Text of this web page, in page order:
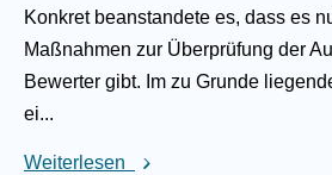
Konkret beanstandete es, dass es
Maßnahmen zur Überprüfung der
Bewerter gibt. Im zu Grunde
ei...
Weiterlesen